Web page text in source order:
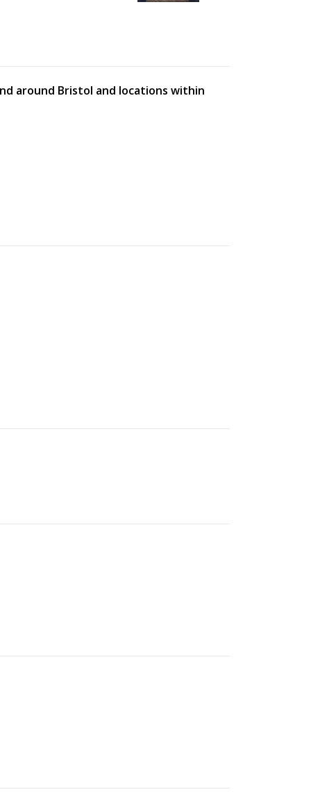
around Bristol and locations within